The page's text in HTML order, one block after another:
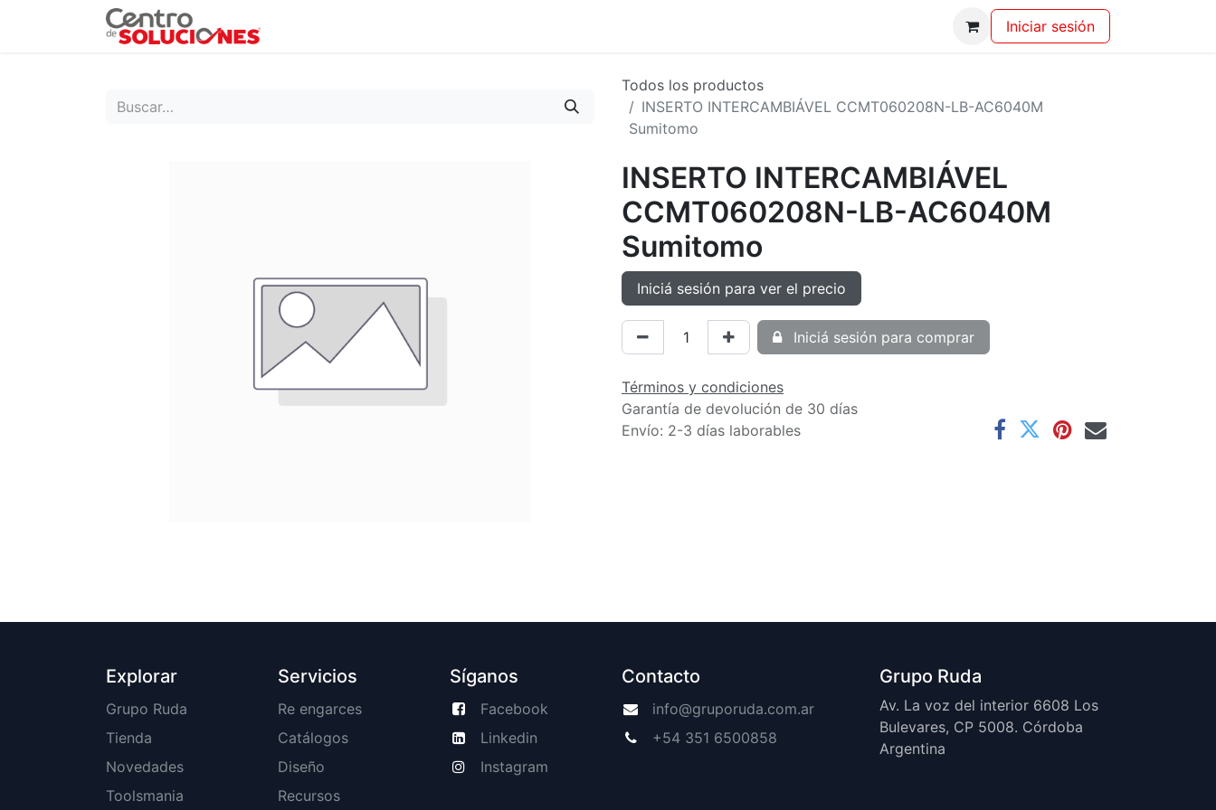
Iniciar sesión
Todos los productos
INSERTO INTERCAMBIÁVEL CCMT060208N-LB-AC6040M
Sumitomo
INSERTO INTERCAMBIÁVEL
CCMT060208N-LB-AC6040M
Sumitomo
Iniciá sesión para ver el precio
Iniciá sesión para comprar
Términos y condiciones
Garantía de devolución de 30 días
Envío: 2-3 días laborables
Explorar
Grupo Ruda
Tienda
Novedades
Toolsmania
Servicios
Re engarces
Catálogos
Diseño
Recursos
Síganos
Facebook
Linkedin
Instagram
Contacto
info@gruporuda.com.ar
+54 351 6500858
Grupo Ruda
Av. La voz del interior 6608 Los
Bulevares, CP 5008. Córdoba
Argentina